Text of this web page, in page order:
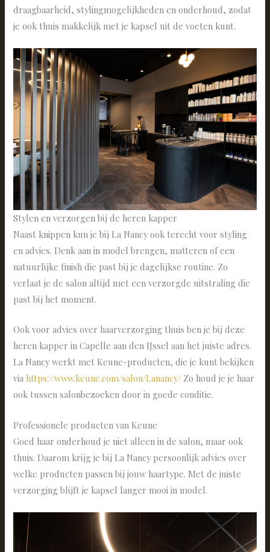
draagbaarheid, stylingmogelijkheden en onderhoud, zodat
je ook thuis makkelijk met je kapsel uit de voeten kunt.
Stylen en verzorgen bij de heren kapper
Naast knippen kun je bij La Nancy ook terecht voor styling
en advies. Denk aan in model brengen, matteren of een
natuurlijke finish die past bij je dagelijkse routine. Zo
verlaat je de salon altijd met een verzorgde uitstraling die
past bij het moment.
Ook voor advies over haarverzorging thuis ben je bij deze
heren kapper in Capelle aan den IJssel aan het juiste adres.
La Nancy werkt met Keune-producten, die je kunt bekijken
viahttps://www.keune.com/salon/Lanancy/ Zo houd je je haar
ook tussen salonbezoeken door in goede conditie.
Professionele producten van Keune
Goed haar onderhoud je niet alleen in de salon, maar ook
thuis. Daarom krijg je bij La Nancy persoonlijk advies over
welke producten passen bij jouw haartype. Met de juiste
verzorging blijft je kapsel langer mooi in model.